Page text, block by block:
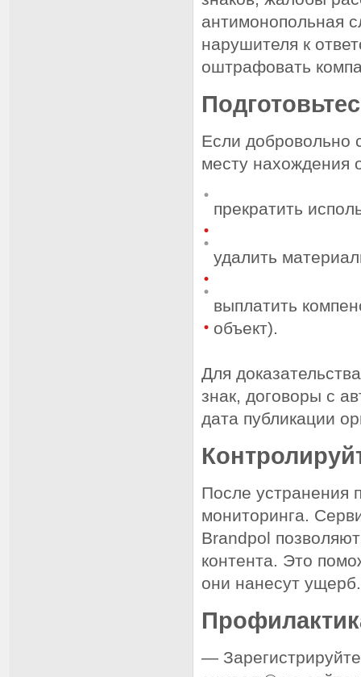
антимонопольная
нарушителя к
оштрафовать
Если добровольно
месту нахождения
прекратить
удалить
выплатить
объект).
Для
знак, договоры с
дата публикации
После устранения
мониторинга.
Brandpol
контента. Это
они нанесут ущерб.
—